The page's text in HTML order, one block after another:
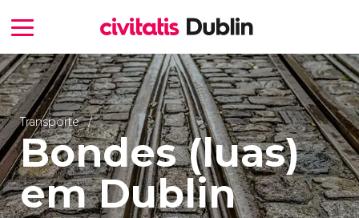
Transporte
Bondes (luas)
em Dublin